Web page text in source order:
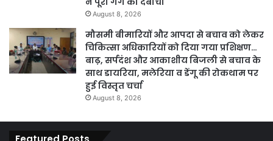
August 8, 2026
मौसमी बीमारियों और आपदा से बचाव को लेकर
चिकित्सा अधिकारियों को दिया गया प्रशिक्षण…
बाढ़, सर्पदंश और आकाशीय बिजली से बचाव के
साथ डायरिया, मलेरिया व डेंगू की रोकथाम पर
हुई विस्तृत चर्चा
August 8, 2026